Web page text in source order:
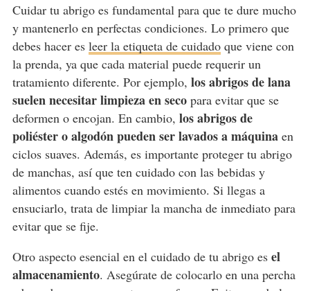
Cuidar tu abrigo es fundamental para que te dure mucho
y mantenerlo en perfectas condiciones. Lo primero que
debes hacer es leer la etiqueta de cuidadoque viene con
la prenda, ya que cada material puede requerir un
tratamiento diferente. Por ejemplo, los abrigos de lana
suelen necesitar limpieza en secopara evitar que se
deformen o encojan. En cambio, los abrigos de
poliéster o algodón pueden ser lavados a máquinaen
ciclos suaves. Además, es importante proteger tu abrigo
de manchas, así que ten cuidado con las bebidas y
alimentos cuando estés en movimiento. Si llegas a
ensuciarlo, trata de limpiar la mancha de inmediato para
evitar que se fije.
Otro aspecto esencial en el cuidado de tu abrigo es el
almacenamiento. Asegúrate de colocarlo en una percha